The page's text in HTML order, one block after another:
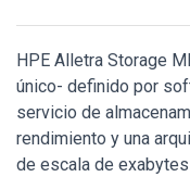
HPE Alletra Storage
único- definido por
servicio de
rendimiento y una
de escala de